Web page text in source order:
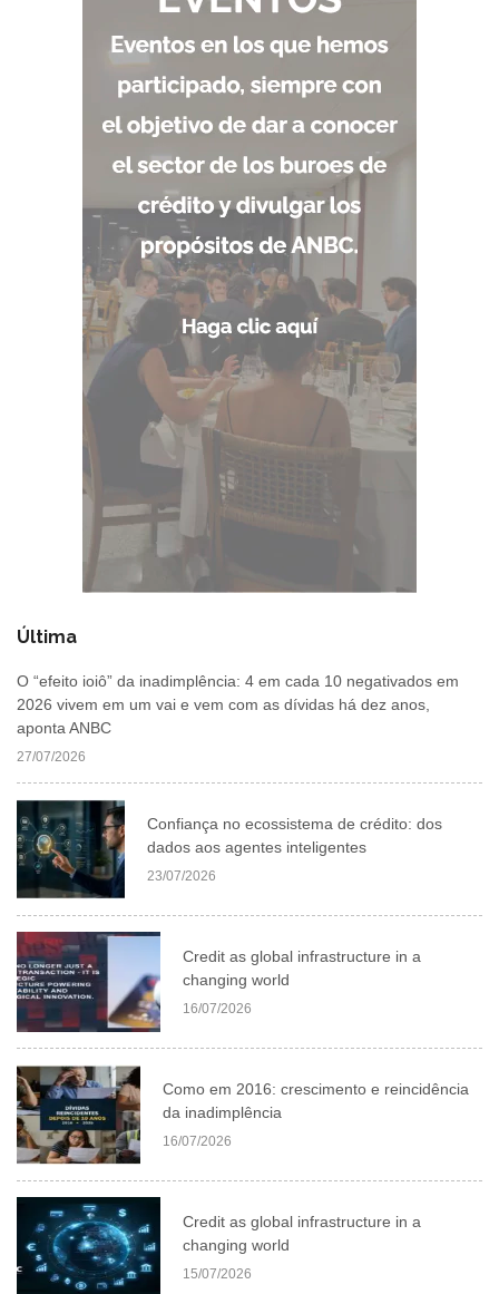
Última
O “efeito ioiô” da inadimplência: 4 em cada 10 negativados em
2026 vivem em um vai e vem com as dívidas há dez anos,
aponta ANBC
27/07/2026
Confiança no ecossistema de crédito: dos
dados aos agentes inteligentes
23/07/2026
Credit as global infrastructure in a
changing world
16/07/2026
Como em 2016: crescimento e reincidência
da inadimplência
16/07/2026
Credit as global infrastructure in a
changing world
15/07/2026